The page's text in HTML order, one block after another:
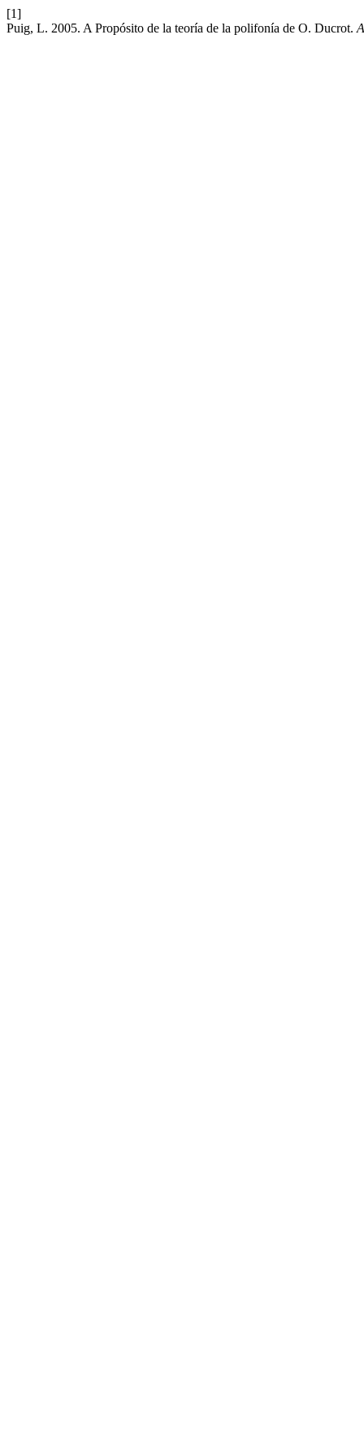
[1]
Puig, L. 2005. A Propósito de la teoría de la polifonía de O. Ducrot.